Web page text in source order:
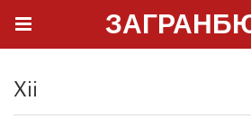
Xii